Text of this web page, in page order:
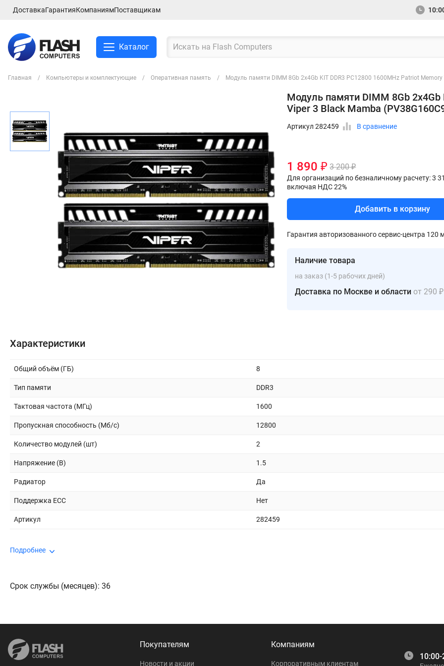
ДоставкаГарантияКомпаниямПоставщикам
Каталог
Главная Компьютеры и комплектующие Оперативная память Модуль памяти DIMM 8Gb 2x4Gb KIT DDR3 PC12800 1600MHz Patriot
Ноутбуки и аксессуры
Компьютеры и
комплектующие
Сетевое оборудование
ТВ, Аудио и Видео
Бытовая техника
Периферия и оргтехника
Офис и Охрана
Спорт и туризм
Строительство и ремонт
Инструмент и материалы
Модуль памяти DIMM 8Gb 2x4Gb
Viper 3 Black Mamba
Артикул 282459 В сравнение
1 890 ₽ 3 200 ₽
Для организаций по безналичному расчету: 3
включая НДС 22%
Добавить в корзину
Гарантия авторизованного сервис-центра 120
Наличие товара
на заказ (1-5 рабочих дней)
Доставка по Москве и областиот 290 ₽
Характеристики
Общий объём (ГБ) 8
Тип памяти DDR3
Тактовая частота (МГц) 1600
Пропускная способность (Мб/с) 12800
Количество модулей (шт) 2
Напряжение (В) 1.5
Радиатор Да
Поддержка ECC Нет
Артикул 282459
Подробнее
Срок службы (месяцев): 36
Покупателям
Новости и акции
Компаниям
Корпоративным клиентам